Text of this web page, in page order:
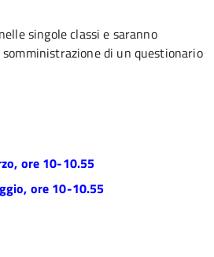
singole classi e saranno
di un questionario
ore 10-10.55
ore 10-10.55